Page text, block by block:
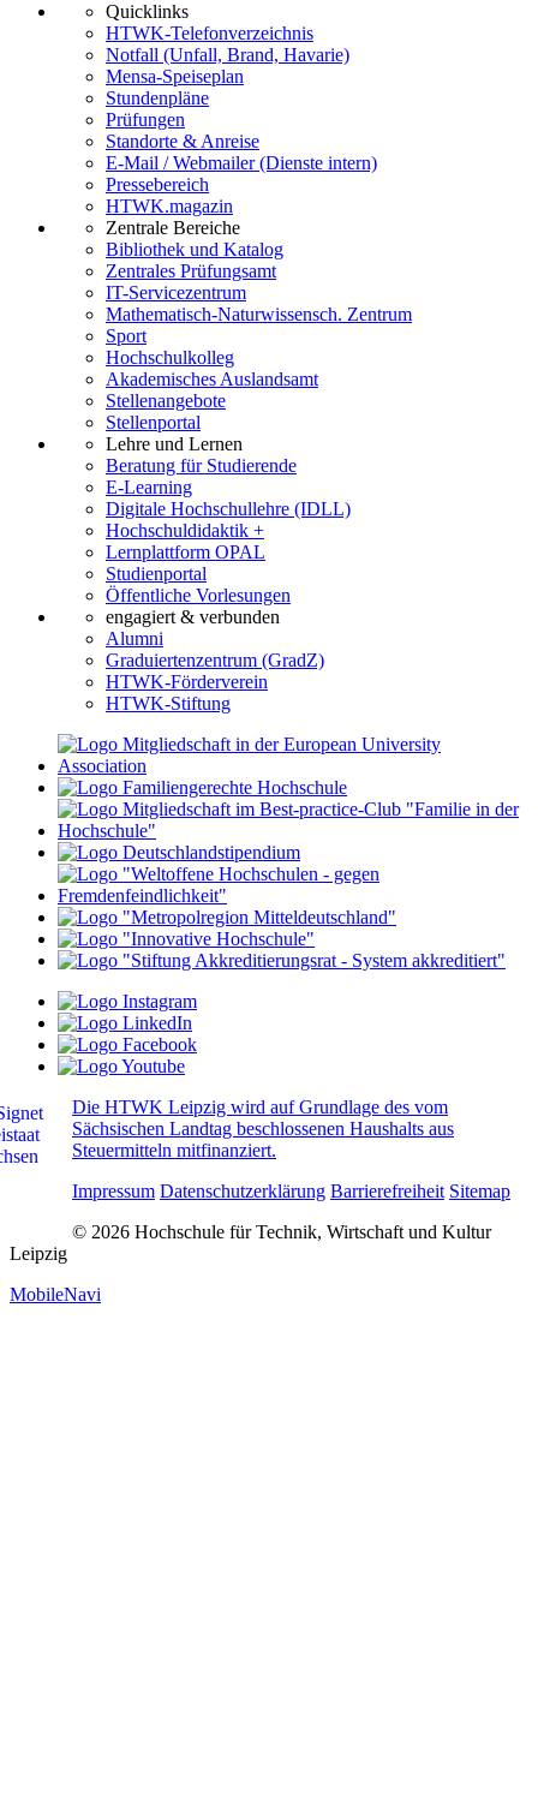
Quicklinks
HTWK-Telefonverzeichnis
Notfall (Unfall, Brand, Havarie)
Mensa-Speiseplan
Stundenpläne
Prüfungen
Standorte & Anreise
E-Mail / Webmailer (Dienste intern)
Pressebereich
HTWK.magazin
Zentrale Bereiche
Bibliothek und Katalog
Zentrales Prüfungsamt
IT-Servicezentrum
Mathematisch-Naturwissensch. Zentrum
Sport
Hochschulkolleg
Akademisches Auslandsamt
Stellenangebote
Stellenportal
Lehre und Lernen
Beratung für Studierende
E-Learning
Digitale Hochschullehre (IDLL)
Hochschuldidaktik +
Lernplattform OPAL
Studienportal
Öffentliche Vorlesungen
engagiert & verbunden
Alumni
Graduiertenzentrum (GradZ)
HTWK-Förderverein
HTWK-Stiftung
Die HTWK Leipzig wird auf Grundlage des vom
Sächsischen Landtag beschlossenen Haushalts aus
Steuermitteln mitfinanziert.
Impressum Datenschutzerklärung Barrierefreiheit Sitemap
© 2026 Hochschule für Technik, Wirtschaft und Kultur
Leipzig
MobileNavi